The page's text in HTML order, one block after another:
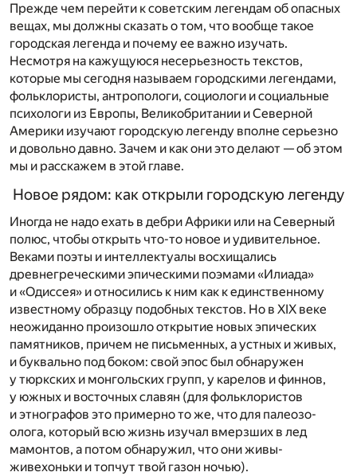
Прежде чем перейти к советским легендам об опасных
вещах, мы должны сказать о том, что вообще такое
городская легенда и почему ее важно изучать.
Несмотря на кажущуюся несерьезность текстов,
которые мы сегодня называем городскими легендами,
фольклористы, антропологи, социологи и социальные
психологи из Европы, Великобритании и Северной
Америки изучают городскую легенду вполне серьезно
и довольно давно. Зачем и как они это делают — об этом
мы и расскажем в этой главе.
Новое рядом: как открыли городскую легенду
Иногда не надо ехать в дебри Африки или на Северный
полюс, чтобы открыть что-то новое и удивительное.
Веками поэты и интеллектуалы восхищались
древнегреческими эпическими поэмами «Илиада»
и «Одиссея» и относились к ним как к единственному
известному образцу подобных текстов. Но в XIX веке
неожиданно произошло открытие новых эпических
памятников, причем не письменных, а устных и живых,
и буквально под боком: свой эпос был обнаружен
у тюркских и монгольских групп, у карелов и финнов,
у южных и восточных славян (для фольклористов
и этнографов это примерно то же, что для палеозо­
олога, который всю жизнь изучал вмерзших в лед
мамонтов, а потом обнаружил, что они живы-
живехоньки и топчут твой газон ночью).